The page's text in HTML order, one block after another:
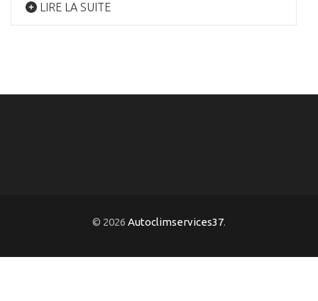
LIRE LA SUITE
© 2026 Autoclimservices37.